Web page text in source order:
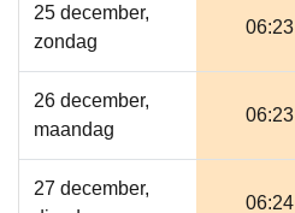
25 december,
zondag
06:23
26 december,
maandag
06:23
27 december,
06:24